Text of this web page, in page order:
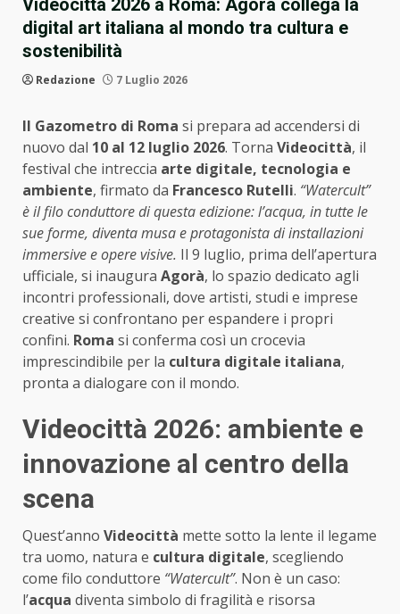
Videocittà 2026 a Roma: Agorà collega la
digital art italiana al mondo tra cultura e
sostenibilità
Redazione 7 Luglio 2026
Il Gazometro di Roma si prepara ad accendersi di
nuovo dal 10 al 12 luglio 2026. Torna Videocittà, il
festival che intreccia arte digitale, tecnologia e
ambiente, firmato da Francesco Rutelli. “Watercult”
è il filo conduttore di questa edizione: l’acqua, in tutte le
sue forme, diventa musa e protagonista di installazioni
immersive e opere visive. Il 9 luglio, prima dell’apertura
ufficiale, si inaugura Agorà, lo spazio dedicato agli
incontri professionali, dove artisti, studi e imprese
creative si confrontano per espandere i propri
confini. Roma si conferma così un crocevia
imprescindibile per la cultura digitale italiana,
pronta a dialogare con il mondo.
Videocittà 2026: ambiente e
innovazione al centro della
scena
Quest’anno Videocittà mette sotto la lente il legame
tra uomo, natura e cultura digitale, scegliendo
come filo conduttore “Watercult”. Non è un caso:
l’acqua diventa simbolo di fragilità e risorsa